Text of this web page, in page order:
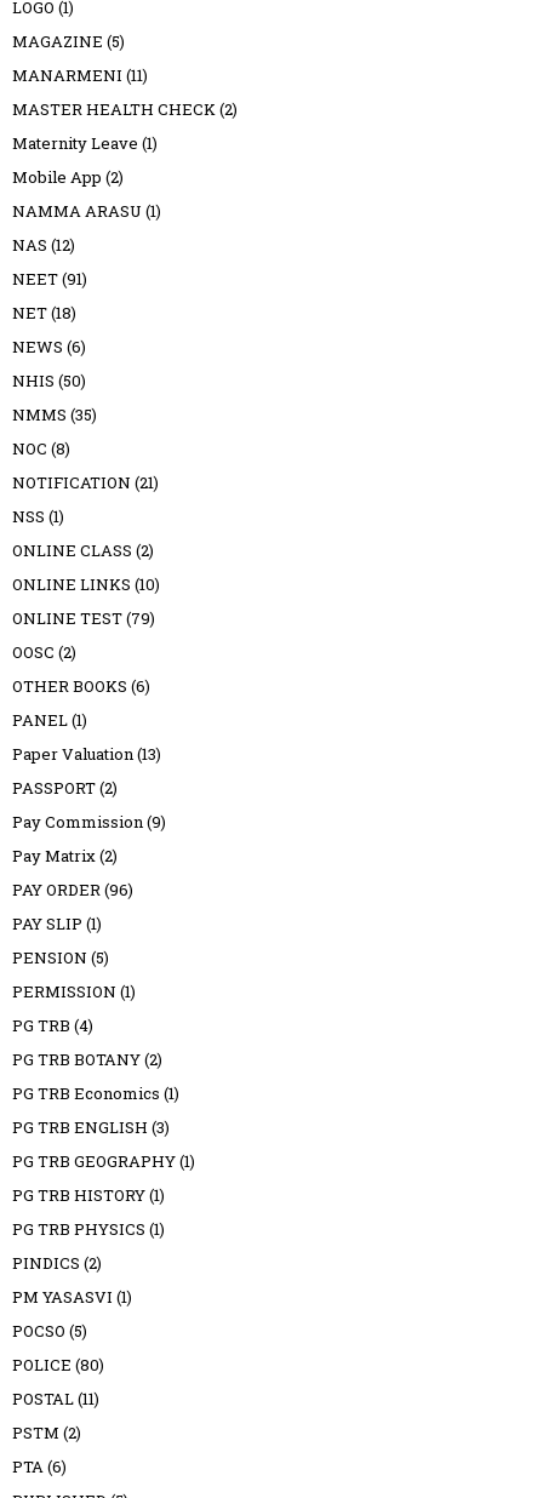
LOGO (1)
MAGAZINE (5)
MANARMENI (11)
MASTER HEALTH CHECK(2)
Maternity Leave (1)
Mobile App (2)
NAMMA ARASU (1)
NAS (12)
NEET(91)
NET(18)
NEWS (6)
NHIS (50)
NMMS (35)
NOC (8)
NOTIFICATION (21)
NSS (1)
ONLINE CLASS (2)
ONLINE LINKS (10)
ONLINE TEST(79)
OOSC (2)
OTHER BOOKS (6)
PANEL(1)
Paper Valuation(13)
PASSPORT(2)
Pay Commission(9)
Pay Matrix(2)
PAY ORDER(96)
PAY SLIP (1)
PENSION (5)
PERMISSION (1)
PG TRB (4)
PG TRB BOTANY(2)
PG TRB Economics (1)
PG TRB ENGLISH (3)
PG TRB GEOGRAPHY(1)
PG TRB HISTORY(1)
PG TRB PHYSICS (1)
PINDICS (2)
PM YASASVI (1)
POCSO (5)
POLICE (80)
POSTAL(11)
PSTM (2)
PTA(6)